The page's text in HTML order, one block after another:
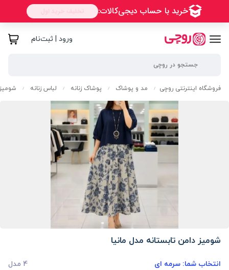
ورود | ثبت‌نام
فروشگاه اینترنتی روچی / مد و پوشاک / پوشاک زنانه / لباس زنانه /
شومیز دامن تابستانه مدل مانیا
انتخاب شما: سرمه ای 4 مدل